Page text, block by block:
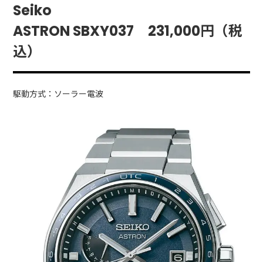
Seiko
ASTRON SBXY037 231,000円（税
込）
駆動方式：ソーラー電波